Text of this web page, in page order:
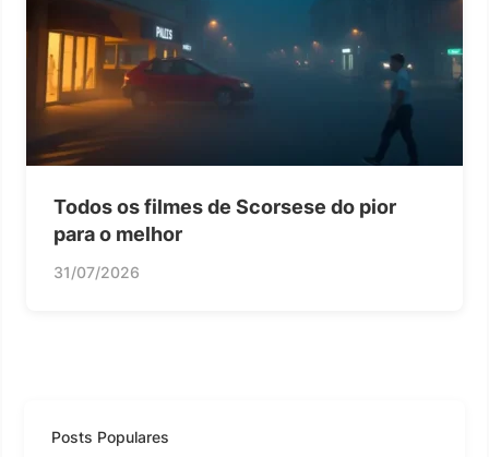
Todos os filmes de Scorsese do pior
para o melhor
31/07/2026
Posts Populares